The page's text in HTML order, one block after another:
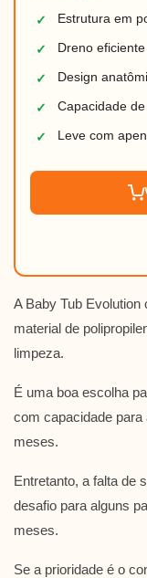
✓ Estrutura em
✓ Dreno
✓ Design
✓ Capacidade
✓ Leve com
A Baby Tub
material de
limpeza.
É uma boa escolha
com capacidade para
meses.
Entretanto, a falta de
desafio para alguns
meses.
Se a prioridade é o